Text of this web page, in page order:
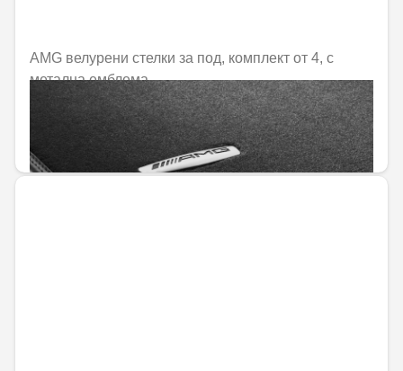
AMG велурени стелки за под, комплект от 4, с
метална емблема
Не е налично онлайн
433,61 € / 848,06 лв.